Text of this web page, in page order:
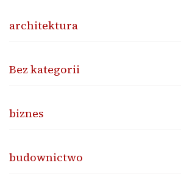
architektura
Bez kategorii
biznes
budownictwo